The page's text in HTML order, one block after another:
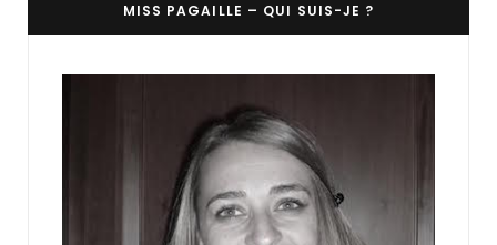
MISS PAGAILLE – QUI SUIS-JE ?